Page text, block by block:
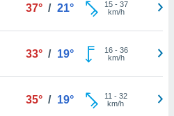
37° / 21° 15- 37
km/h
33° / 19° 16- 36
km/h
35° / 19° 11 - 32
km/h